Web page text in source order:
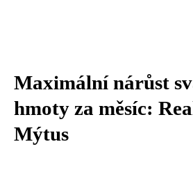
Maximální nárůst
hmoty za měsíc:
Mýtus